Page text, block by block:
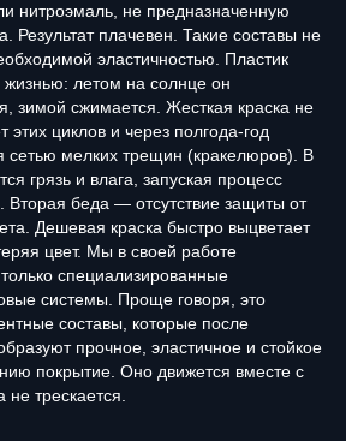
нитроэмаль, не предназначенную
Результат плачевен. Такие составы не
эластичностью. Пластик
жизнью: летом на солнце он
зимой сжимается. Жесткая краска не
этих циклов и через полгода-год
сетью мелких трещин (кракелюров). В
грязь и влага, запуская процесс
Вторая беда — отсутствие защиты от
Дешевая краска быстро выцветает
цвет. Мы в своей работе
специализированные
системы. Проще говоря, это
составы, которые после
прочное, эластичное и стойкое
покрытие. Оно движется вместе с
не трескается.